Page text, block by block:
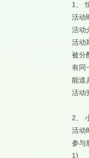
1、
活动
活动
活动
被分
有同
能道
活动
2、
活动
参与
1)